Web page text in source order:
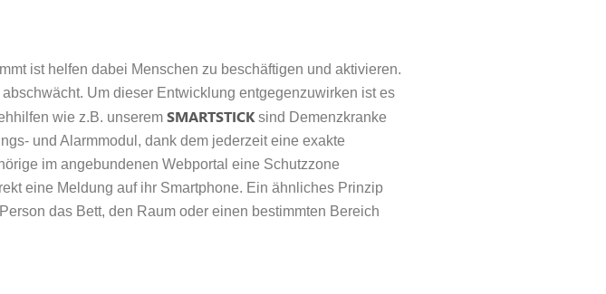
ist helfen dabei Menschen zu beschäftigen und aktivieren.
Um dieser Entwicklung entgegenzuwirken ist es
wie z.B. unserem SMARTSTICK sind Demenzkranke
und Alarmmodul, dank dem jederzeit eine exakte
im angebundenen Webportal eine Schutzzone
eine Meldung auf ihr Smartphone. Ein ähnliches Prinzip
das Bett, den Raum oder einen bestimmten Bereich